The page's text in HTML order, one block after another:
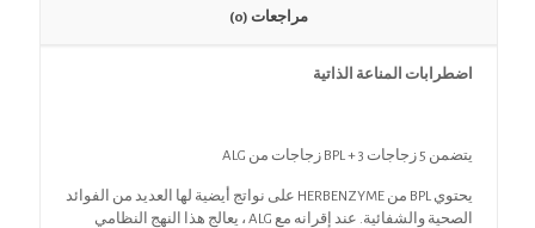
مراجعات (0)
اضطرابات المناعة الذاتية
يتضمن 5 زجاجات BPL + 3 زجاجات من ALG
يحتوي BPL من HERBENZYME على نواتج أيضية لها العديد من الفوائد
الصحية والشفائية. عند إقرانه مع ALG ، يعالج هذا النهج النظامي